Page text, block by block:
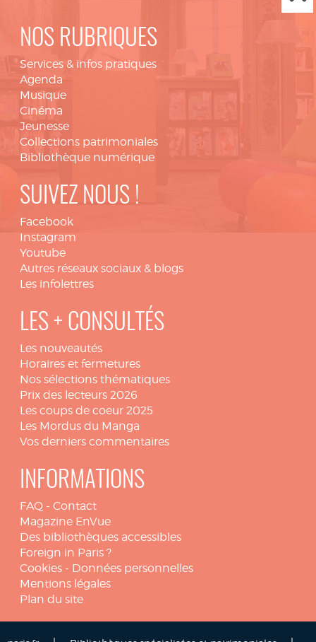
NOS RUBRIQUES
Services & infos pratiques
Agenda
Musique
Cinéma
Jeunesse
Collections patrimoniales
Bibliothèque numérique
SUIVEZ NOUS !
Facebook
Instagram
Youtube
Autres réseaux sociaux & blogs
Les infolettres
LES + CONSULTÉS
Les nouveautés
Horaires et fermetures
Nos sélections thématiques
Prix des lecteurs 2026
Les coups de coeur 2025
Les Mordus du Manga
Vos derniers commentaires
INFORMATIONS
FAQ - Contact
Magazine EnVue
Des bibliothèques accessibles
Foreign in Paris ?
Cookies - Données personnelles
Mentions légales
Plan du site